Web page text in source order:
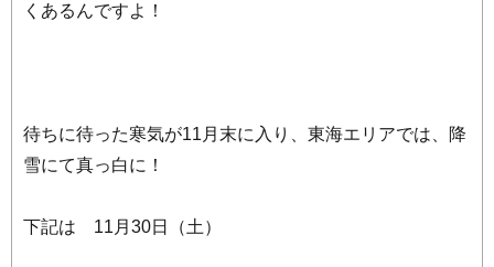
くあるんですよ！
待ちに待った寒気が11月末に入り、東海エリアでは、降
雪にて真っ白に！
下記は 11月30日（土）